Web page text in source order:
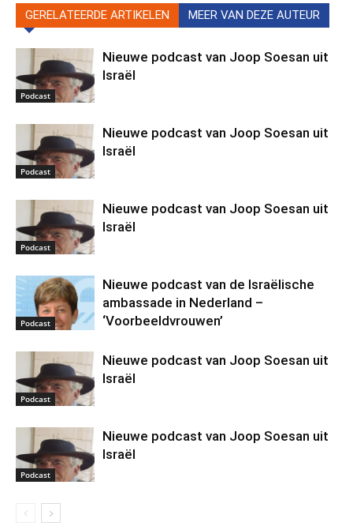
GERELATEERDE ARTIKELEN MEER VAN DEZE AUTEUR
Podcast
Nieuwe podcast van Joop Soesan uit
Israël
Podcast
Nieuwe podcast van Joop Soesan uit
Israël
Podcast
Nieuwe podcast van Joop Soesan uit
Israël
Podcast
Nieuwe podcast van de Israëlische
ambassade in Nederland –
‘Voorbeeldvrouwen’
Podcast
Nieuwe podcast van Joop Soesan uit
Israël
Podcast
Nieuwe podcast van Joop Soesan uit
Israël